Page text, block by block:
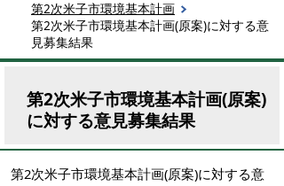
第2次米子市環境基本計画
第2次米子市環境基本計画(原案)に対する意
見募集結果
第2次米子市環境基本計画(原案)
に対する意見募集結果
第2次米子市環境基本計画(原案)に対する意